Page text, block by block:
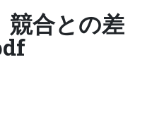
競合との差